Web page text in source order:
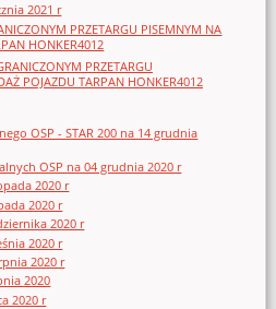
2021 r
PRZETARGU PISEMNYM NA
HONKER4012
PRZETARGU
POJAZDU TARPAN HONKER4012
OSP - STAR 200 na 14 grudnia
OSP na 04 grudnia 2020 r
2020 r
2020 r
2020 r
2020 r
2020 r
2020
2020 r